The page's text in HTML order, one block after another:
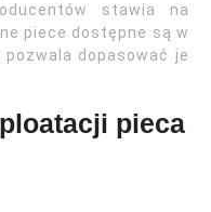
stawia na
piece dostępne są w
dopasować je
pieca